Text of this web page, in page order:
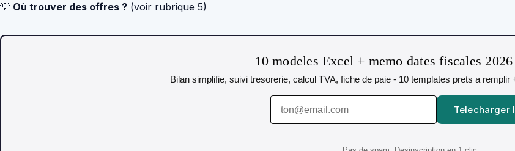
💡 Où trouver des offres ? (voir rubrique 5)
10 modeles Excel + memo dates fiscales
Bilan simplifie, suivi tresorerie, calcul TVA, fiche de paie - 10 templates prets a remplir
Telecharger